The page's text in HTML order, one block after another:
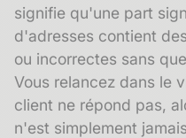
signifie qu'une part
d'adresses contient
ou incorrectes sans
Vous relancez dans le
client ne répond pas,
n'est simplement